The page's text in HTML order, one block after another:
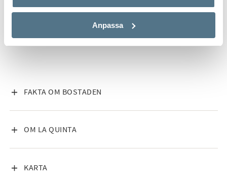
Anpassa
FAKTA OM BOSTADEN
VISA INNEHÅLL
OM LA QUINTA
VISA INNEHÅLL
KARTA
VISA INNEHÅLL